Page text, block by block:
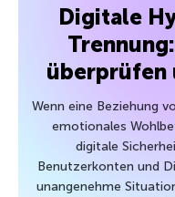
Digitale
überprüfen
Wenn eine Beziehung
emotionales
digitale
Benutzerkonten und
unangenehme